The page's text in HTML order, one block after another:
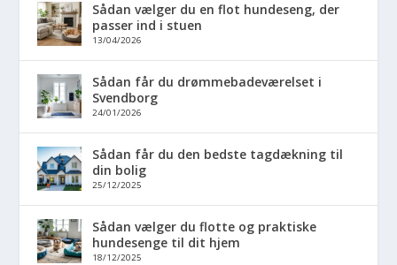
SÅDAN FÅR DU HJÆLP TIL AT FINDE DEN
RETTE HÅNDVÆRK...
INSPIRATION TIL FLOTTE OG PRAKTISKE
PYNTETING TIL ...
Sådan vælger du en flot hundeseng, der
passer ind i stuen
13/04/2026
Sådan får du drømmebadeværelset i
Svendborg
24/01/2026
Sådan får du den bedste tagdækning til
din bolig
25/12/2025
Sådan vælger du flotte og praktiske
hundesenge til dit hjem
18/12/2025